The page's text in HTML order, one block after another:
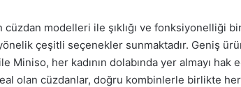
cüzdan modelleri ile şıklığı ve fonksiyonelliği
çeşitli seçenekler sunmaktadır. Geniş
Miniso, her kadının dolabında yer almayı
olan cüzdanlar, doğru kombinlerle birlikte